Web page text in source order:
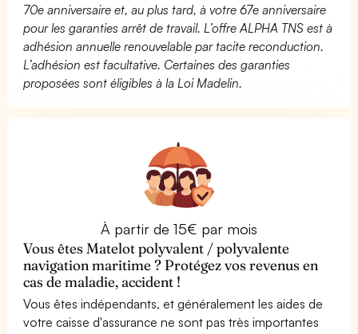
70e anniversaire et, au plus tard, à votre 67e anniversaire
pour les garanties arrêt de travail. L’offre ALPHA TNS est à
adhésion annuelle renouvelable par tacite reconduction.
L’adhésion est facultative. Certaines des garanties
proposées sont éligibles à la Loi Madelin.
À partir de 15€ par mois
Vous êtes Matelot polyvalent / polyvalente
navigation maritime ? Protégez vos revenus en
cas de maladie, accident !
Vous êtes indépendants, et généralement les aides de
votre caisse d'assurance ne sont pas très importantes